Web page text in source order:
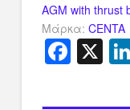
AGM with thrust
Μάρκα: CENTA
X